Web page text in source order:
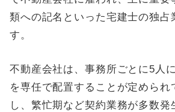
類への記名といった宅建士の独占
す。
不動産会社は、事務所ごとに5人
を専任で配置することが定められ
し、繁忙期など契約業務が多数発